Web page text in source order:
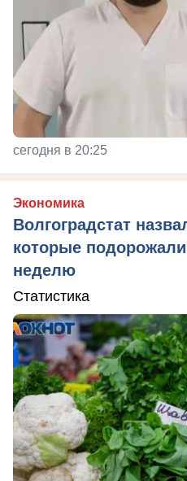
сегодня в 20:25
Экономика
Волгоградстат
которые
неделю
Статистика